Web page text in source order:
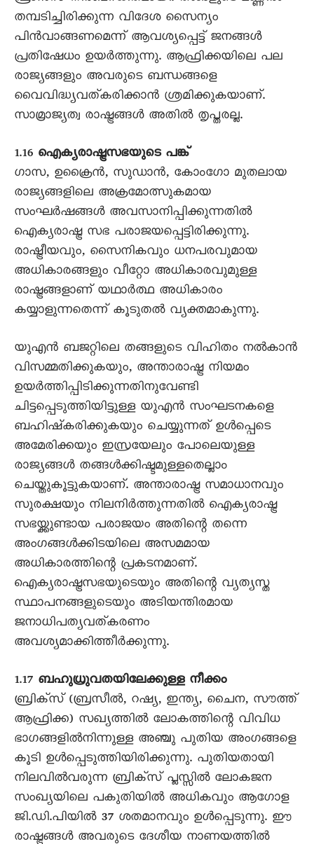
തമ്പടിച്ചിരിക്കുന്ന വിദേശ സൈന്യം
പിൻവാങ്ങണമെന്ന് ആവശ്യപ്പെട്ട് ജനങ്ങൾ
പ്രതിഷേധം ഉയർത്തുന്നു. ആഫ്രിക്കയിലെ പല
രാജ്യങ്ങളും അവരുടെ ബന്ധങ്ങളെ
വൈവിദ്ധ്യവത്കരിക്കാൻ ശ്രമിക്കുകയാണ്.
സാമ്രാജ്യത്വ രാഷ്ട്രങ്ങൾ അതിൽ തൃപ്തരല്ല.
1.16 ഐക്യരാഷ്ട്രസഭയുടെ പങ്ക്
ഗാസ, ഉക്രൈൻ, സുഡാൻ, കോംഗോ മുതലായ
രാജ്യങ്ങളിലെ അക്രമോത്സുകമായ
സംഘർഷങ്ങൾ അവസാനിപ്പിക്കുന്നതിൽ
ഐക്യരാഷ്ട്ര സഭ പരാജയപ്പെട്ടിരിക്കുന്നു.
രാഷ്ട്രീയവും, സൈനികവും ധനപരവുമായ
അധികാരങ്ങളും വീറ്റോ അധികാരവുമുള്ള
രാഷ്ട്രങ്ങളാണ് യഥാർത്ഥ അധികാരം
കയ്യാളുന്നതെന്ന് കൂടുതൽ വ്യക്തമാകുന്നു.
യുഎൻ ബജറ്റിലെ തങ്ങളുടെ വിഹിതം നൽകാൻ
വിസമ്മതിക്കുകയും, അന്താരാഷ്ട്ര നിയമം
ഉയർത്തിപ്പിടിക്കുന്നതിനുവേണ്ടി
ചിട്ടപ്പെടുത്തിയിട്ടുള്ള യുഎൻ സംഘടനകളെ
ബഹിഷ്കരിക്കുകയും ചെയ്യുന്നത് ഉൾപ്പെടെ
അമേരിക്കയും ഇസ്രയേലും പോലെയുള്ള
രാജ്യങ്ങൾ തങ്ങൾക്കിഷ്ടമുള്ളതെല്ലാം
ചെയ്തുകൂട്ടുകയാണ്. അന്താരാഷ്ട്ര സമാധാനവും
സുരക്ഷയും നിലനിർത്തുന്നതിൽ ഐക്യരാഷ്ട്ര
സഭയ്ക്കുണ്ടായ പരാജയം അതിന്റെ തന്നെ
അംഗങ്ങൾക്കിടയിലെ അസമമായ
അധികാരത്തിന്റെ പ്രകടനമാണ്.
ഐക്യരാഷ്ട്രസഭയുടെയും അതിന്റെ വ്യത്യസ്ത
സ്ഥാപനങ്ങളുടെയും അടിയന്തിരമായ
ജനാധിപത്യവത്കരണം
അവശ്യമാക്കിത്തീർക്കുന്നു.
1.17 ബഹുധ്രുവതയിലേക്കുള്ള നീക്കം
ബ്രിക്സ് (ബ്രസീൽ, റഷ്യ, ഇന്ത്യ, ചൈന, സൗത്ത്
ആഫ്രിക്ക) സഖ്യത്തിൽ ലോകത്തിന്റെ വിവിധ
ഭാഗങ്ങളിൽനിന്നുള്ള അഞ്ചു പുതിയ അംഗങ്ങളെ
കൂടി ഉൾപ്പെടുത്തിയിരിക്കുന്നു. പുതിയതായി
നിലവിൽവരുന്ന ബ്രിക്സ് പ്ലസ്സിൽ ലോകജന
സംഖ്യയിലെ പകുതിയിൽ അധികവും ആഗോള
ജി.ഡി.പിയിൽ 37 ശതമാനവും ഉൾപ്പെടുന്നു. ഈ
രാഷ്ട്രങ്ങൾ അവരുടെ ദേശീയ നാണയത്തിൽ